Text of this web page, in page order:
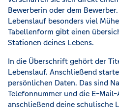
Bewerberin oder dem
Lebenslauf besonders viel
Tabellenform gibt einen
Stationen deines Lebens.
In die Überschrift gehört der
Lebenslauf. Anschließend
persönlichen Daten. Das sind
Telefonnummer und die E-Mail-
anschließend deine schulische